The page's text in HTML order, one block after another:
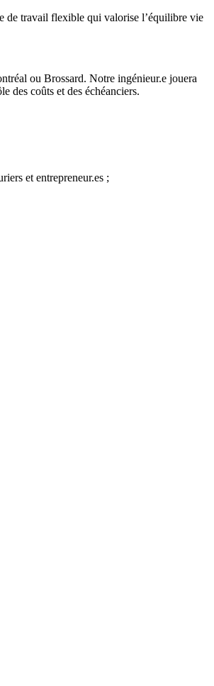
de travail flexible qui valorise l’équilibre vie
ou Brossard. Notre ingénieur.e jouera
des coûts et des échéanciers.
et entrepreneur.es ;